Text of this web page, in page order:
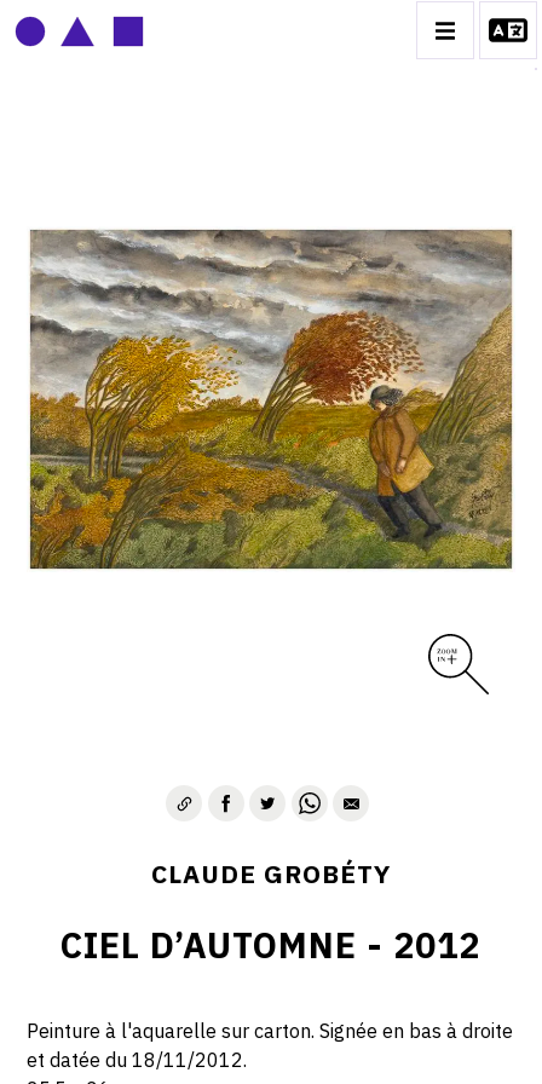
CLAUDE GROBÉTY
BIOGRAPHIE
CATALOGUE DES OEUVRES
CONTACT
CLAUDE GROBÉTY
CIEL D’AUTOMNE - 2012
Peinture à l'aquarelle sur carton. Signée en bas à droite
et datée du 18/11/2012.